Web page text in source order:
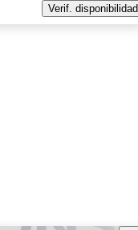
Verif. disponibilidad